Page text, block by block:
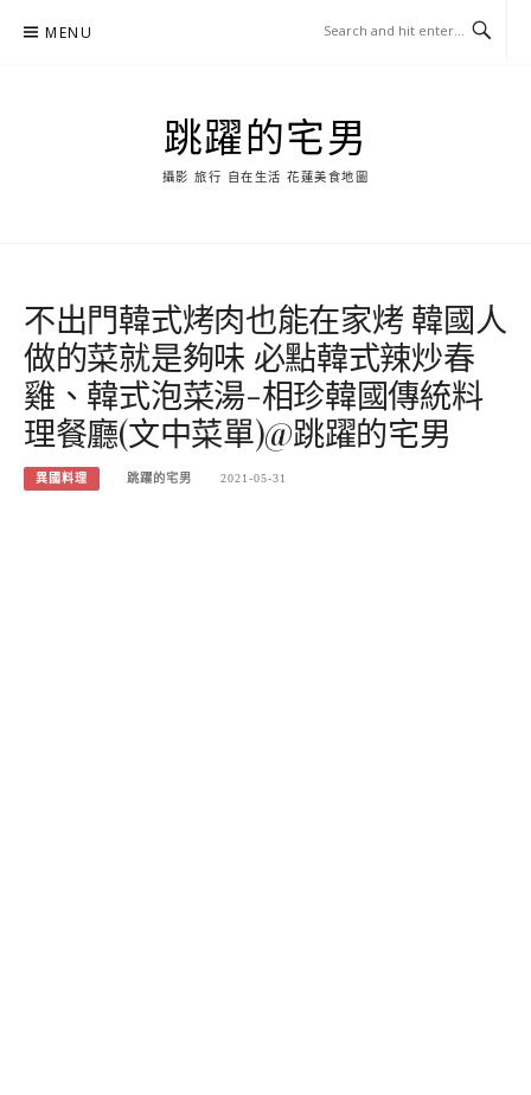
MENU
跳躍的宅男
攝影 旅行 自在生活 花蓮美食地圖
不出門韓式烤肉也能在家烤 韓國人
做的菜就是夠味 必點韓式辣炒春
雞、韓式泡菜湯-相珍韓國傳統料
理餐廳(文中菜單)@跳躍的宅男
異國料理 跳躍的宅男 2021-05-31